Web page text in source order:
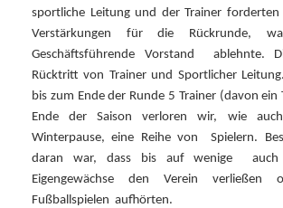
sportliche Leitung und der Trainer
Verstärkungen für die Rückrunde,
Geschäftsführende Vorstand
ablehnte.
Rücktritt von Trainer und Sportlicher Leitung.
bis zum Ende der Runde 5 Trainer (davon ein
Ende der Saison verloren wir, wie
Winterpause, eine Reihe von
Spielern.
daran war, dass bis auf wenige
Eigengewächse den Verein
Fußballspielen aufhörten.